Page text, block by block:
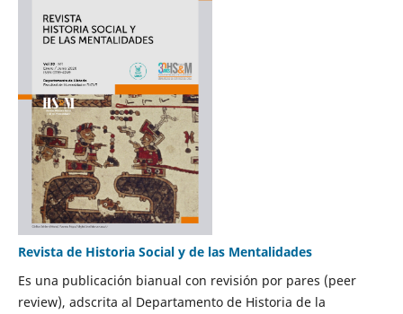
Revista de Historia Social y de las Mentalidades
Es una publicación bianual con revisión por pares (peer
review), adscrita al Departamento de Historia de la